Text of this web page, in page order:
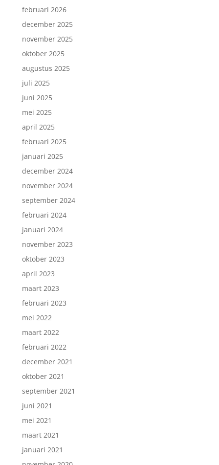
februari 2026
december 2025
november 2025
oktober 2025
augustus 2025
juli 2025
juni 2025
mei 2025
april 2025
februari 2025
januari 2025
december 2024
november 2024
september 2024
februari 2024
januari 2024
november 2023
oktober 2023
april 2023
maart 2023
februari 2023
mei 2022
maart 2022
februari 2022
december 2021
oktober 2021
september 2021
juni 2021
mei 2021
maart 2021
januari 2021